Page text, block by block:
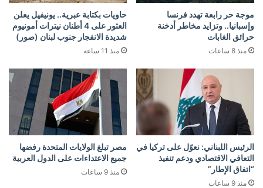
موجة حر رابعة تهدد فرنسا
وإسبانيا.. وتزايد مخاطر أدخنة
حرائق الغابات
منذ 8 ساعات
حاويات بكتابة عبرية.. يونيفيل يعلن
العثور على 4 أطنان نيترات أمونيوم
شديدة الانفجار جنوب لبنان (صور)
منذ 11 ساعة
الرئيس اللبناني: نعوّل على تركيا في
التعافي الاقتصادي ودعم تنفيذ
“اتفاق الإطار”
منذ 9 ساعات
مصر تبلغ الولايات المتحدة رفضها
جميع الاعتداءات على الدول العربية
منذ 9 ساعات